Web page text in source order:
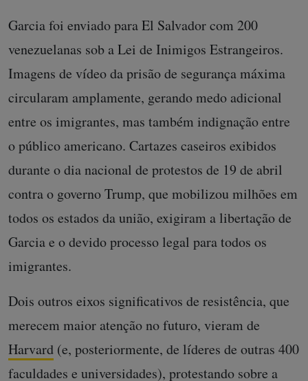
Garcia foi enviado para El Salvador com 200
venezuelanas sob a Lei de Inimigos Estrangeiros.
Imagens de vídeo da prisão de segurança máxima
circularam amplamente, gerando medo adicional
entre os imigrantes, mas também indignação entre
o público americano. Cartazes caseiros exibidos
durante o dia nacional de protestos de 19 de abril
contra o governo Trump, que mobilizou milhões em
todos os estados da união, exigiram a libertação de
Garcia e o devido processo legal para todos os
imigrantes.
Dois outros eixos significativos de resistência, que
merecem maior atenção no futuro, vieram de
Harvard (e, posteriormente, de líderes de outras 400
faculdades e universidades), protestando sobre a